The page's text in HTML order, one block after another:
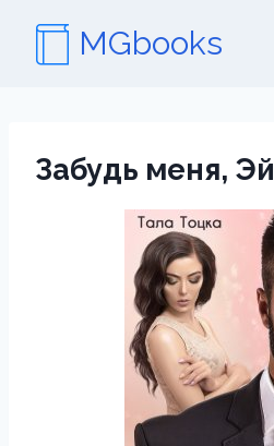
содержимому
MGbooks
Забудь меня, Эй